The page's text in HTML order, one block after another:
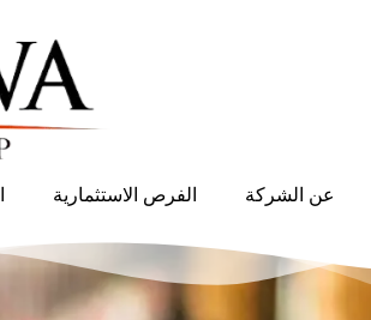
عن الشركة الفرص الاستثمارية